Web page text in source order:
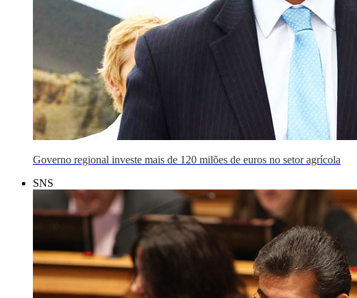
Governo regional investe mais de 120 milões de euros no setor agrícola
SNS